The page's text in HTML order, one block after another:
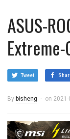
ASUS-
Tweet
By bisheng on 2021-